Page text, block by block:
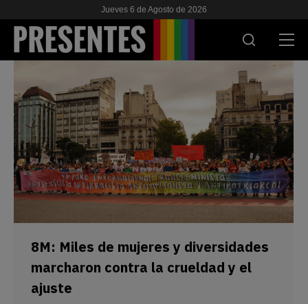
Jueves 6 de Agosto de 2026
ACTUALIDAD
INVESTIGACIONES
VIH & SIDA
ESCUELA
APOYANOS
8M: Miles de mujeres y diversidades
marcharon contra la crueldad y el
ajuste